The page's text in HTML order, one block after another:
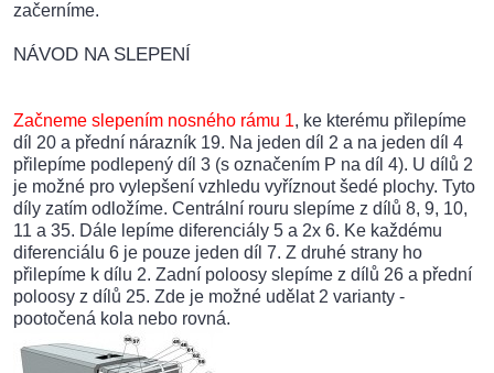
začerníme.
NÁVOD NA SLEPENÍ
Začneme slepením nosného rámu 1, ke kterému přilepíme
díl 20 a přední nárazník 19. Na jeden díl 2 a na jeden díl 4
přilepíme podlepený díl 3 (s označením P na díl 4). U dílů 2
je možné pro vylepšení vzhledu vyříznout šedé plochy. Tyto
díly zatím odložíme. Centrální rouru slepíme z dílů 8, 9, 10,
11 a 35. Dále lepíme diferenciály 5 a 2x 6. Ke každému
diferenciálu 6 je pouze jeden díl 7. Z druhé strany ho
přilepíme k dílu 2. Zadní poloosy slepíme z dílů 26 a přední
poloosy z dílů 25. Zde je možné udělat 2 varianty -
pootočená kola nebo rovná.